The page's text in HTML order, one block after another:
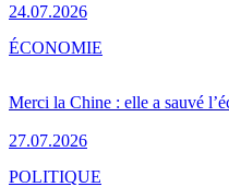
24.07.2026
Merci la Chine : elle a sauvé
27.07.2026
ÉCONOMIE
POLITIQUE